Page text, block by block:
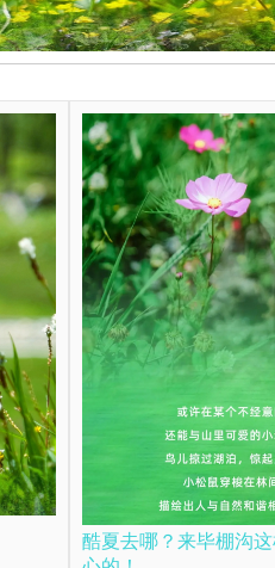
酷夏去哪？来毕棚沟